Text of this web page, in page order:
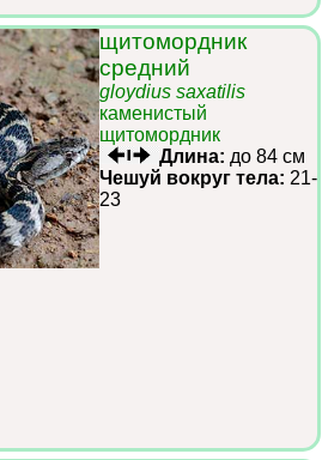
щитомордник
средний
gloydius saxatilis
каменистый
щитомордник
Длина: до 84 см
Чешуй вокруг тела: 21-
23